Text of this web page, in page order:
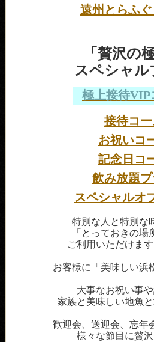
遠州とらふ
「贅沢の
スペシャル
極上接待VIP
接待コ
お祝いコ
記念日コ
飲み放題
スペシャルオ
特別な人と特別な
「とっておきの場
ご利用いただけま
お客様に「美味しい浜
大事なお祝い事
家族と美味しい地魚と
歓迎会、送迎会、忘年
様々な節目に贅沢